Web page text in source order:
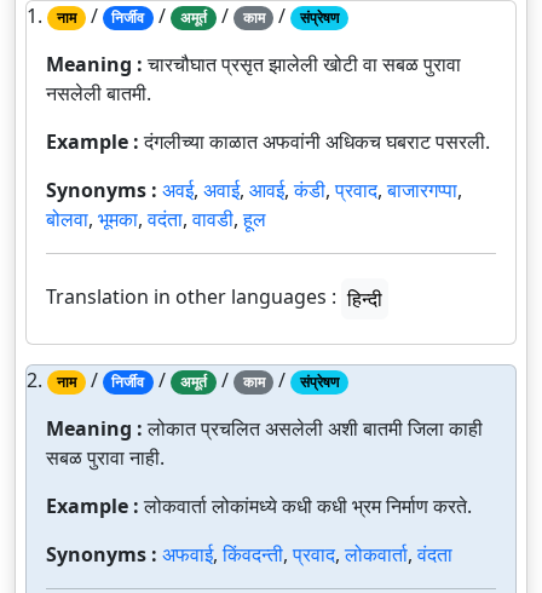
1. नाम / निर्जीव / अमूर्त / काम / संप्रेषण
Meaning :चारचौघात प्रसृत झालेली खोटी वा सबळ पुरावा
नसलेली बातमी.
Example :दंगलीच्या काळात अफवांनी अधिकच घबराट पसरली.
Synonyms : अवई, अवाई, आवई,कंडी,प्रवाद,बाजारगप्पा,
बोलवा, भूमका,वदंता,वावडी,हूल
Translation in other languages : हिन्दी
2. नाम / निर्जीव / अमूर्त / काम / संप्रेषण
Meaning :लोकात प्रचलित असलेली अशी बातमी जिला काही
सबळ पुरावा नाही.
Example :लोकवार्ता लोकांमध्ये कधी कधी भ्रम निर्माण करते.
Synonyms : अफवाई,किंवदन्ती,प्रवाद,लोकवार्ता,वंदता